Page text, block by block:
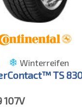
Winterreifen
TS
107V